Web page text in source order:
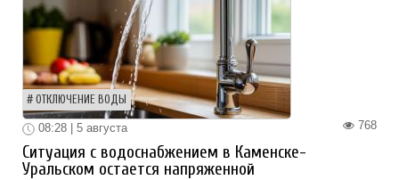
ОТКЛЮЧЕНИЕ ВОДЫ
768
08:28 | 5 августа
Ситуация с водоснабжением в Каменске-
Уральском остается напряженной